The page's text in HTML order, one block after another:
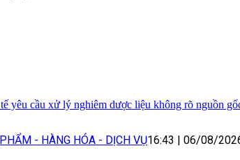
yêu cầu xử lý nghiêm dược liệu không rõ nguồn
- HÀNG HÓA - DỊCH VỤ16:43 | 06/08/